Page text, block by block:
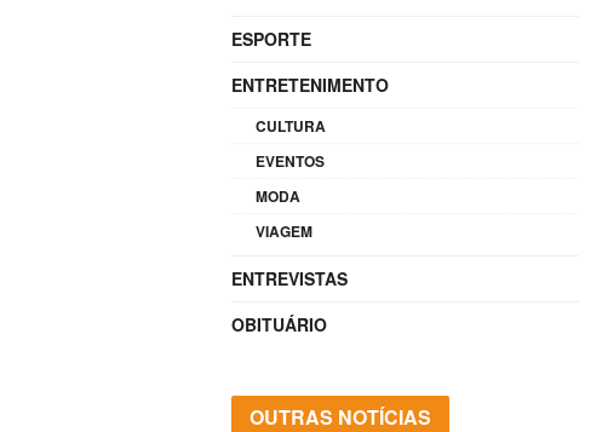
ESPORTE
ENTRETENIMENTO
CULTURA
EVENTOS
MODA
VIAGEM
ENTREVISTAS
OBITUÁRIO
OUTRAS NOTÍCIAS